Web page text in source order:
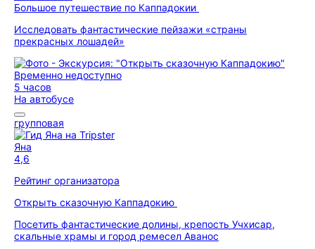
Большое путешествие по Каппадокии
Исследовать фантастические пейзажи «страны
прекрасных лошадей»
Временно недоступно
5 часов
На автобусе
групповая
Яна
4,6
Рейтинг организатора
Открыть сказочную Каппадокию
Посетить фантастические долины, крепость Учхисар,
скальные храмы и город ремесел Аванос